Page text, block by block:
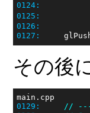
0124:
0125:
0126:
0127:
その後
0129:
//